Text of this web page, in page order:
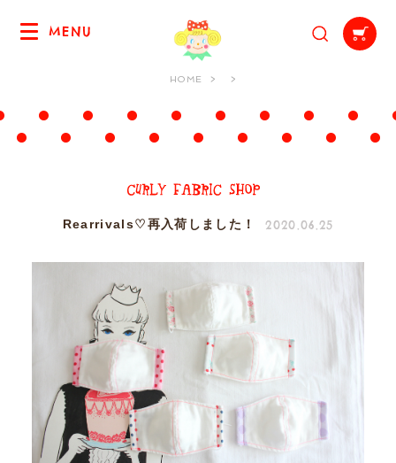
MENU
HOME
Rearrivals♡再入荷しました！ 2020.06.25